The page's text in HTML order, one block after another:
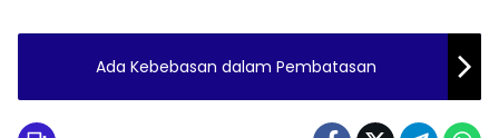
Ada Kebebasan dalam Pembatasan